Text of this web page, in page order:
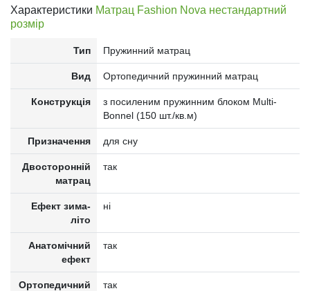
Характеристики Матрац Fashion Nova нестандартний
розмір
Тип Пружинний матрац
Вид Ортопедичний пружинний матрац
Конструкція
з посиленим пружинним блоком Multi-
Bonnel (150 шт./кв.м)
Призначення для сну
Двосторонній
матрац
так
Ефект зима-
літо
ні
Анатомічний
ефект
так
Ортопедичний
так